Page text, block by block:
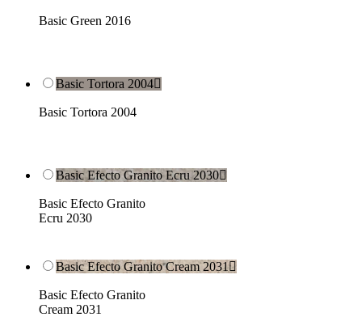
Basic Green 2016
Basic Tortora 2004
Basic Tortora 2004
Basic Efecto Granito Ecru 2030
Basic Efecto Granito
Ecru 2030
Basic Efecto Granito Cream 2031
Basic Efecto Granito
Cream 2031